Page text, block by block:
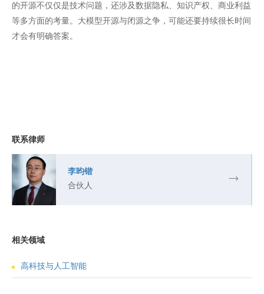
的开源不仅仅是技术问题，还涉及数据隐私、知识产权、商业利益
等多方面的考量。大模型开源与闭源之争，可能还要持续很长时间
才会有明确答案。
联系律师
李昀锴
合伙人
相关领域
高科技与人工智能